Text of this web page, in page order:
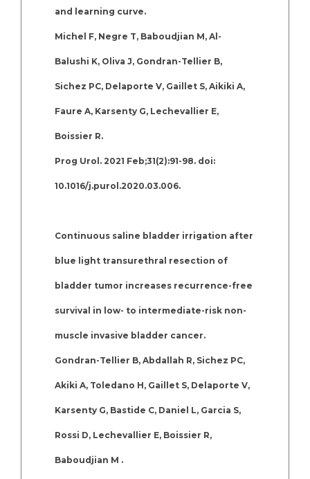
and learning curve.
Michel F, Negre T, Baboudjian M, Al-
Balushi K, Oliva J, Gondran-Tellier B,
Sichez PC, Delaporte V, Gaillet S, Aikiki A,
Faure A, Karsenty G, Lechevallier E,
Boissier R.
Prog Urol. 2021 Feb;31(2):91-98. doi:
10.1016/j.purol.2020.03.006.
Continuous saline bladder irrigation after
blue light transurethral resection of
bladder tumor increases recurrence-free
survival in low- to intermediate-risk non-
muscle invasive bladder cancer.
Gondran-Tellier B, Abdallah R, Sichez PC,
Akiki A, Toledano H, Gaillet S, Delaporte V,
Karsenty G, Bastide C, Daniel L, Garcia S,
Rossi D, Lechevallier E, Boissier R,
Baboudjian M .